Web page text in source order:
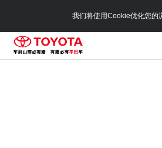
我们将使用Cookie优化您的